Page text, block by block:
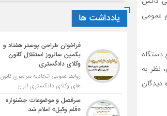
عمومی
دستگاه
موضوع اصل ۲۲ قانون اساسی، نظر به
دیدگان
یادداشت ها
فراخوان طراحی پوستر هفتاد و
یکمین سالروز استقلال کانون
وکلای دادگستری
روابط عمومی اتحادیه سراسری کانون
های وکلای دادگستری ایران
سرفصل و موضوعات جشنواره
«قلم وکیل» اعلام شد